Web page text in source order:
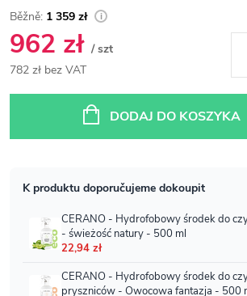
1 359 zł
962 zł / szt
782 zł bez VAT
DODAJ DO KOSZYKA